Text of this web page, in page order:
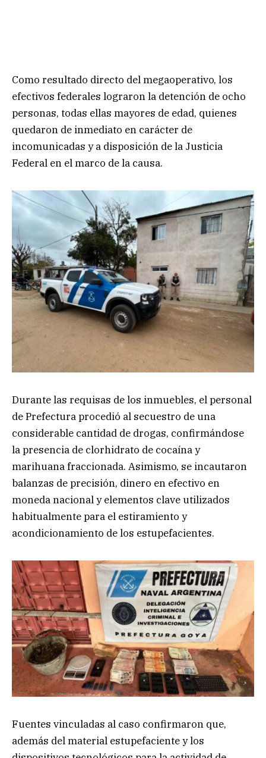
Como resultado directo del megaoperativo, los
efectivos federales lograron la detención de ocho
personas, todas ellas mayores de edad, quienes
quedaron de inmediato en carácter de
incomunicadas y a disposición de la Justicia
Federal en el marco de la causa.
Durante las requisas de los inmuebles, el personal
de Prefectura procedió al secuestro de una
considerable cantidad de drogas, confirmándose
la presencia de clorhidrato de cocaína y
marihuana fraccionada. Asimismo, se incautaron
balanzas de precisión, dinero en efectivo en
moneda nacional y elementos clave utilizados
habitualmente para el estiramiento y
acondicionamiento de los estupefacientes.
Fuentes vinculadas al caso confirmaron que,
además del material estupefaciente y los